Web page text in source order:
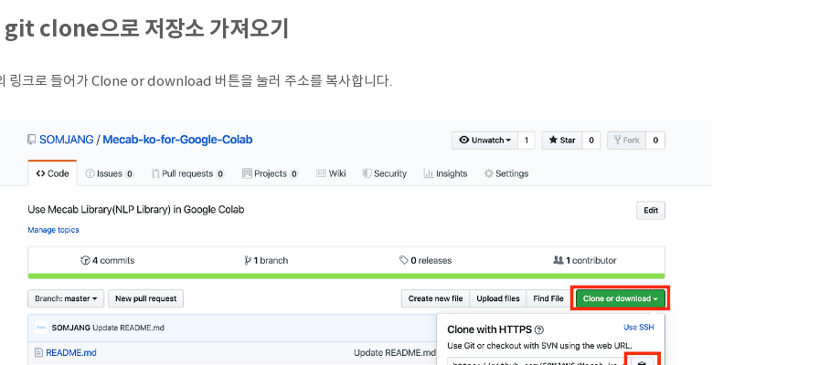
clone으로 저장소 가져오기
링크로 들어가 Clone or download 버튼을 눌러 주소를 복사합니다.